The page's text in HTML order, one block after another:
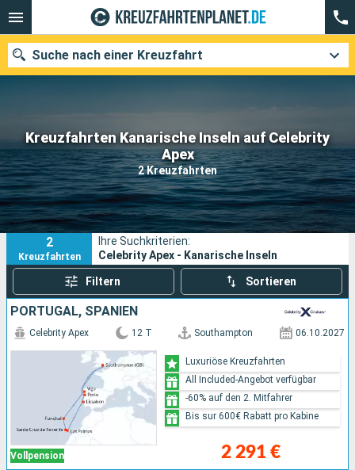
Kreuzfahrten Kanarische Inseln auf Celebrity
Apex
2 Kreuzfahrten
Suche nach einer Kreuzfahrt
Unsere Ziele
Abfahrtsmonat
Häfen Reedereien
Suchen
2
Kreuzfahrten
Ihre Suchkriterien:
Celebrity Apex - Kanarische Inseln
Filtern Sortieren
PORTUGAL, SPANIEN
Vollpension
Celebrity Apex 12 T Southampton 06.10.2027
2 291 €
Luxuriöse Kreuzfahrten
All Included-Angebot verfügbar
-60% auf den 2. Mitfahrer
Bis sur 600€ Rabatt pro Kabine